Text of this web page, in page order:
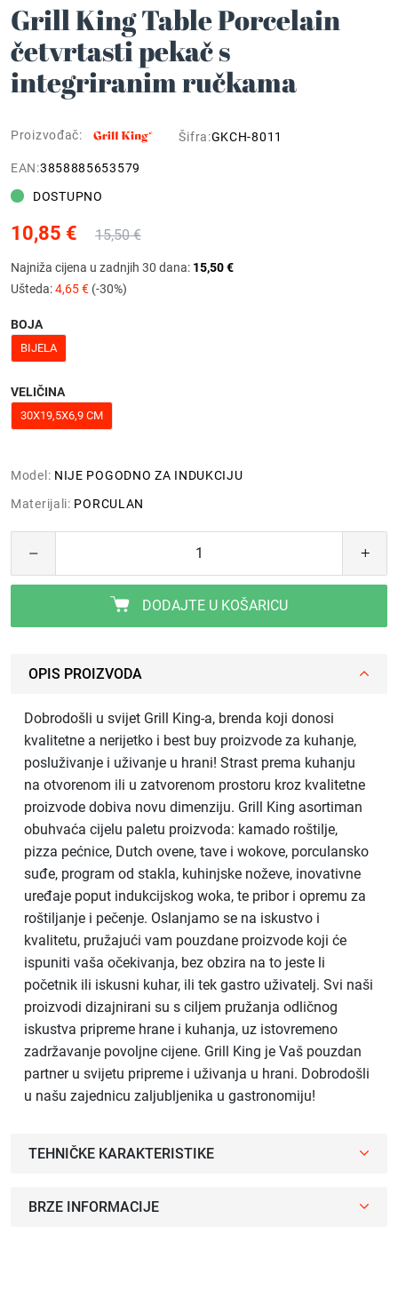
Grill King Table Porcelain
četvrtasti pekač s
integriranim ručkama
Proizvođač: Šifra:GKCH-8011
EAN:3858885653579
DOSTUPNO
10,85 € 15,50 €
Najniža cijena u zadnjih 30 dana: 15,50 €
Ušteda:4,65 € (-30%)
BOJA
BIJELA
VELIČINA
30X19,5X6,9 CM
Model: NIJE POGODNO ZA INDUKCIJU
Materijali: PORCULAN
DODAJTE U KOŠARICU
OPIS PROIZVODA
Dobrodošli u svijet Grill King-a, brenda koji donosi
kvalitetne a nerijetko i best buy proizvode za kuhanje,
posluživanje i uživanje u hrani! Strast prema kuhanju
na otvorenom ili u zatvorenom prostoru kroz kvalitetne
proizvode dobiva novu dimenziju. Grill King asortiman
obuhvaća cijelu paletu proizvoda: kamado roštilje,
pizza pećnice, Dutch ovene, tave i wokove, porculansko
suđe, program od stakla, kuhinjske noževe, inovativne
uređaje poput indukcijskog woka, te pribor i opremu za
roštiljanje i pečenje. Oslanjamo se na iskustvo i
kvalitetu, pružajući vam pouzdane proizvode koji će
ispuniti vaša očekivanja, bez obzira na to jeste li
početnik ili iskusni kuhar, ili tek gastro uživatelj. Svi naši
proizvodi dizajnirani su s ciljem pružanja odličnog
iskustva pripreme hrane i kuhanja, uz istovremeno
zadržavanje povoljne cijene. Grill King je Vaš pouzdan
partner u svijetu pripreme i uživanja u hrani. Dobrodošli
u našu zajednicu zaljubljenika u gastronomiju!
TEHNIČKE KARAKTERISTIKE
BRZE INFORMACIJE